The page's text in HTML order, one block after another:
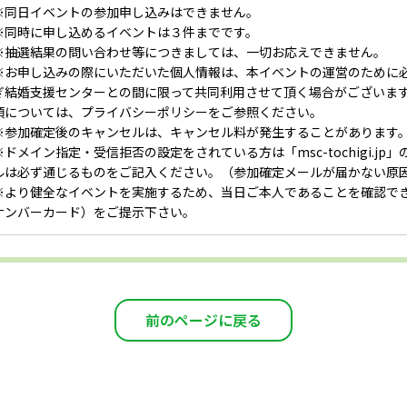
日イベントの参加申し込みはできません。
時に申し込めるイベントは３件までです。
選結果の問い合わせ等につきましては、一切お応えできません。
申し込みの際にいただいた個人情報は、本イベントの運営のために
結婚支援センターとの間に限って共同利用させて頂く場合がございま
については、プライバシーポリシーをご参照ください。
加確定後のキャンセルは、キャンセル料が発生することがあります
メイン指定・受信拒否の設定をされている方は「msc-tochigi.jp」
は必ず通じるものをご記入ください。（参加確定メールが届かない原
り健全なイベントを実施するため、当日ご本人であることを確認で
ンバーカード）をご提示下さい。
前のページに戻る